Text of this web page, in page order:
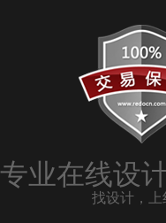
专业在线设
找设计，上